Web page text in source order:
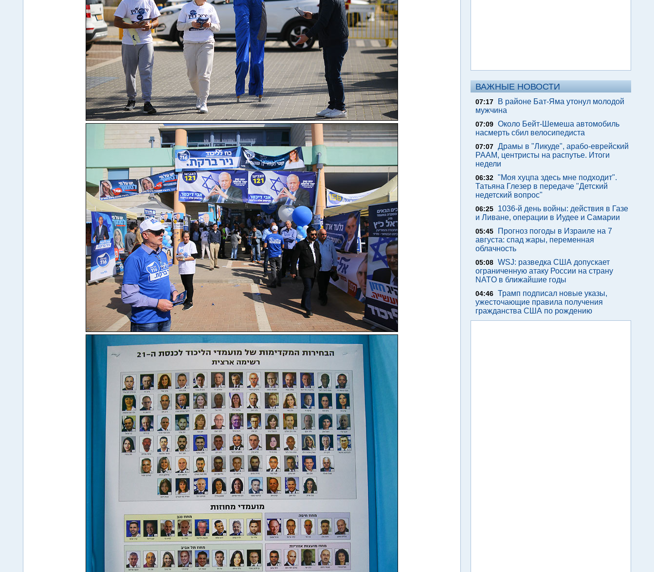
ВАЖНЫЕ НОВОСТИ
07:17
В районе Бат-Яма утонул молодой
мужчина
07:09 Около Бейт-Шемеша автомобиль
насмерть сбил велосипедиста
07:07 Драмы в "Ликуде", арабо-еврейский
РААМ, центристы на распутье. Итоги
недели
06:32 "Моя хуцпа здесь мне подходит".
Татьяна Глезер в передаче "Детский
недетский вопрос"
06:25
1036-й день войны: действия в Газе
и Ливане, операции в Иудее и Самарии
05:45
Прогноз погоды в Израиле на 7
августа: спад жары, переменная
облачность
05:08 WSJ: разведка США допускает
ограниченную атаку России на страну
NATO в ближайшие годы
04:46 Трамп подписал новые указы,
ужесточающие правила получения
гражданства США по рождению